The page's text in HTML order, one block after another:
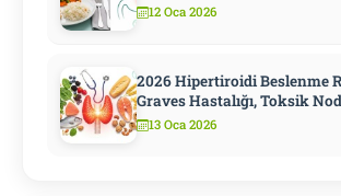
12 Oca 2026
2026 Hipertiroidi Beslenme
Graves Hastalığı, Toksik
Tiroid İlaç Döneminde Diyet
13 Oca 2026